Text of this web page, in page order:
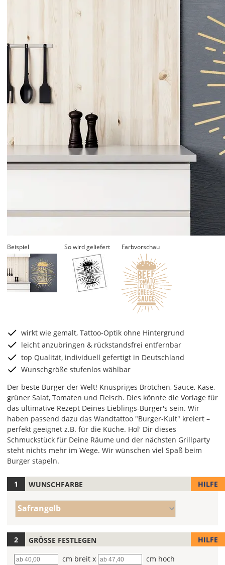
Beispiel So wird geliefert Farbvorschau
wirkt wie gemalt, Tattoo-Optik ohne Hintergrund
leicht anzubringen & rückstandsfrei entfernbar
top Qualität, individuell gefertigt in Deutschland
Wunschgröße stufenlos wählbar
Der beste Burger der Welt! Knuspriges Brötchen, Sauce, Käse,
grüner Salat, Tomaten und Fleisch. Dies könnte die Vorlage für
das ultimative Rezept Deines Lieblings-Burger's sein. Wir
haben passend dazu das Wandtattoo "Burger-Kult" kreiert –
perfekt geeignet z.B. für die Küche. Hol' Dir dieses
Schmuckstück für Deine Räume und der nächsten Grillparty
steht nichts mehr im Wege. Wir wünschen viel Spaß beim
Burger stapeln.
Hier
die
Deines
Wandtattoos
fest!
WUNSCHFARBE HILFE
Farbe/n
(Wert
Safrangelb
GRÖSSE FESTLEGEN HILFE
Breite cm breit x Höhe cm hoch